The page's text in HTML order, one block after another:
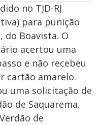
no TJD-RJ
para punição
do Boavista. O
acertou uma
e não recebeu
cartão amarelo.
uma solicitação de
de Saquarema.
de